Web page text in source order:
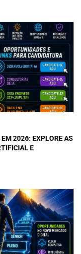
2026: EXPLORE AS
E